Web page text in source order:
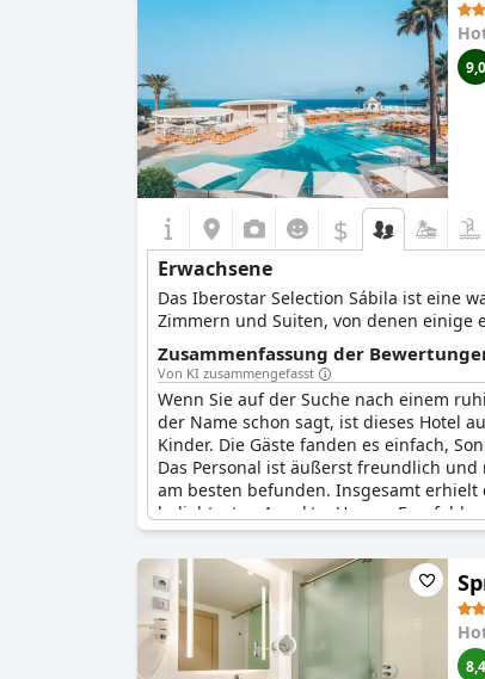
9,0
$
Erwachsene
Das Iberostar Selection Sábila ist eine
Zimmern und Suiten, von denen einige
Zusammenfassung der
Von KI zusammengefasst
Wenn Sie auf der Suche nach einem
der Name schon sagt, ist dieses Hotel
Kinder. Die Gäste fanden es einfach,
Das Personal ist äußerst freundlich
am besten befunden. Insgesamt
beliebtesten Aspekte. Unsere
Sábila - Adults Onlyabsteigen.
8,4